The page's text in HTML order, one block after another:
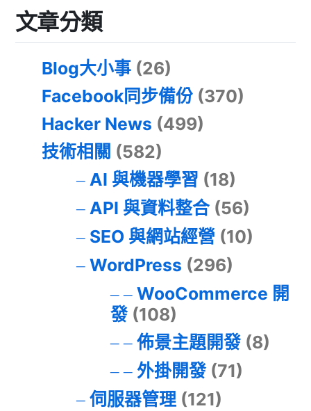
文章分類
Blog大小事 (26)
Facebook同步備份 (370)
Hacker News (499)
技術相關 (582)
AI 與機器學習 (18)
API 與資料整合(56)
SEO 與網站經營 (10)
WordPress (296)
WooCommerce 開
發(108)
佈景主題開發(8)
外掛開發(71)
伺服器管理(121)